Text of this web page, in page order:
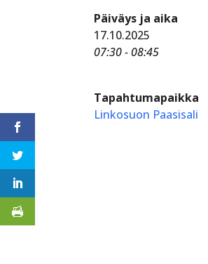
Päiväys ja aika
17.10.2025
07:30 - 08:45
Tapahtumapaikka
Linkosuon Paasisali